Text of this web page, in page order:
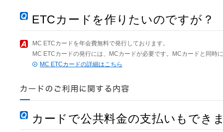
ETCカードを作りたいのですが？
MC ETCカードを年会費無料で発行しております。
MC ETCカードの発行には、MCカードが必要です。MCカードと同時
MC ETCカードの詳細はこちら
カードで公共料金の支払いもでき